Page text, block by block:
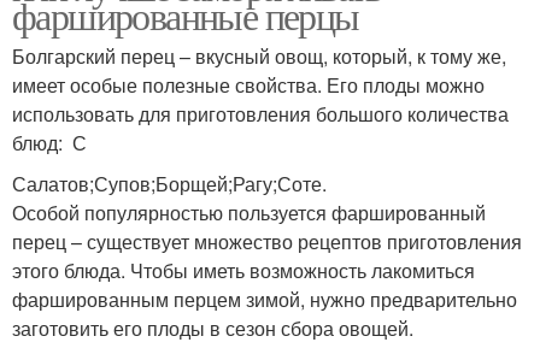
фаршированные перцы
Болгарский перец – вкусный овощ, который, к тому же,
имеет особые полезные свойства. Его плоды можно
использовать для приготовления большого количества
блюд: С
Салатов;Супов;Борщей;Рагу;Соте.
Особой популярностью пользуется фаршированный
перец – существует множество рецептов приготовления
этого блюда. Чтобы иметь возможность лакомиться
фаршированным перцем зимой, нужно предварительно
заготовить его плоды в сезон сбора овощей.